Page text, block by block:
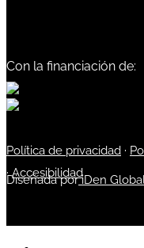
Con la financiación de:
Política de privacidad ·
·Accesibilidad
Diseñada poriDen